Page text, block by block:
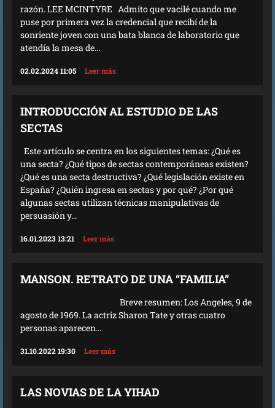
razón. LEE MCINTYRE Admito que vacilé cuando me
puse por primera vez la credencial que recibí de la
sonriente joven con una bata blanca de laboratorio que
atendía la mesa de...
02.02.2024 11:05 Leer más
INTRODUCCIÓN AL ESTUDIO DE LAS
SECTAS
Este artículo se centra en los siguientes temas: ¿Qué es
una secta? ¿Qué tipos de sectas contemporáneas existen?
¿Qué es una secta destructiva? ¿Qué legislación existe en
España? ¿Quién ingresa en sectas y por qué? ¿Por qué
algunas sectas utilizan técnicas manipulativas de
persuasión y...
16.01.2023 13:21 Leer más
MANSON. RETRATO DE UNA “FAMILIA”
Breve resumen: Los Angeles, 9 de
agosto de 1969. La actriz Sharon Tate y otras cuatro
personas aparecen...
31.10.2022 19:30 Leer más
LAS NOVIAS DE LA YIHAD